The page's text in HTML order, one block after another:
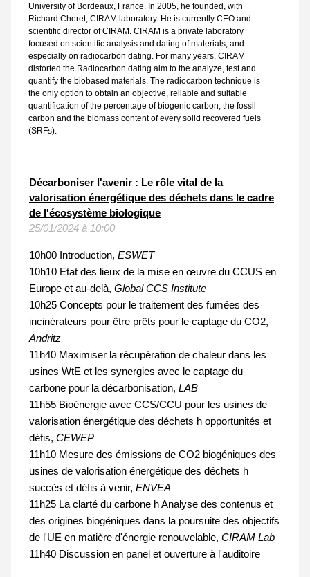
University of Bordeaux, France. In 2005, he founded, with
Richard Cheret, CIRAM laboratory. He is currently CEO and
scientific director of CIRAM. CIRAM is a private laboratory
focused on scientific analysis and dating of materials, and
especially on radiocarbon dating. For many years, CIRAM
distorted the Radiocarbon dating aim to the analyze, test and
quantify the biobased materials. The radiocarbon technique is
the only option to obtain an objective, reliable and suitable
quantification of the percentage of biogenic carbon, the fossil
carbon and the biomass content of every solid recovered fuels
(SRFs).
Décarboniser l'avenir : Le rôle vital de la
valorisation énergétique des déchets dans le cadre
de l'écosystème biologique
25/01/2024 à 10:00
10h00 Introduction, ESWET
10h10 Etat des lieux de la mise en œuvre du CCUS en
Europe et au-delà, Global CCS Institute
10h25 Concepts pour le traitement des fumées des
incinérateurs pour être prêts pour le captage du CO2,
Andritz
11h40 Maximiser la récupération de chaleur dans les
usines WtE et les synergies avec le captage du
carbone pour la décarbonisation, LAB
11h55 Bioénergie avec CCS/CCU pour les usines de
valorisation énergétique des déchets h opportunités et
défis, CEWEP
11h10 Mesure des émissions de CO2 biogéniques des
usines de valorisation énergétique des déchets h
succès et défis à venir, ENVEA
11h25 La clarté du carbone h Analyse des contenus et
des origines biogéniques dans la poursuite des objectifs
de l'UE en matière d'énergie renouvelable, CIRAM Lab
11h40 Discussion en panel et ouverture à l'auditoire